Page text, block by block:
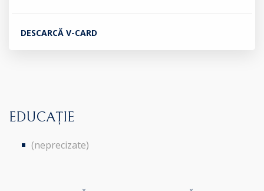
DESCARCĂ V-CARD
EDUCAȚIE
(neprecizate)